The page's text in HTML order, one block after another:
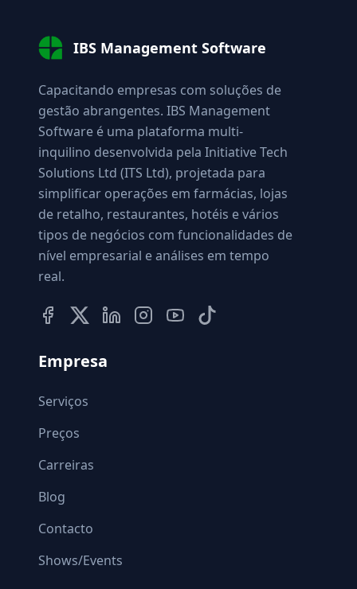
IBS Management Software
Capacitando empresas com soluções de
gestão abrangentes. IBS Management
Software é uma plataforma multi-
inquilino desenvolvida pela Initiative Tech
Solutions Ltd (ITS Ltd), projetada para
simplificar operações em farmácias, lojas
de retalho, restaurantes, hotéis e vários
tipos de negócios com funcionalidades de
nível empresarial e análises em tempo
real.
Empresa
Serviços
Preços
Carreiras
Blog
Contacto
Shows/Events